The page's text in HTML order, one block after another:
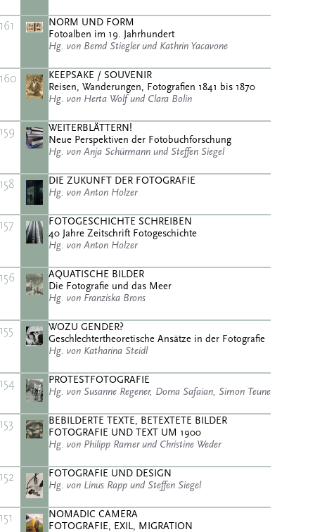
161
NORM UND FORM
Fotoalben im 19. Jahrhundert
Hg. von Bernd Stiegler und Kathrin Yacavone
160
KEEPSAKE / SOUVENIR
Reisen, Wanderungen, Fotografien 1841 bis 1870
Hg. von Herta Wolf und Clara Bolin
159
WEITERBLÄTTERN!
Neue Perspektiven der Fotobuchforschung
Hg. von Anja Schürmann und Steffen Siegel
158
DIE ZUKUNFT DER FOTOGRAFIE
Hg. von Anton Holzer
157
FOTOGESCHICHTE SCHREIBEN
40 Jahre Zeitschrift Fotogeschichte
Hg. von Anton Holzer
156
AQUATISCHE BILDER
Die Fotografie und das Meer
Hg. von Franziska Brons
155
WOZU GENDER?
Geschlechtertheoretische Ansätze in der Fotografie
Hg. von Katharina Steidl
154
PROTESTFOTOGRAFIE
Hg. von Susanne Regener, Dorna Safaian, Simon Teune
153
BEBILDERTE TEXTE, BETEXTETE BILDER
FOTOGRAFIE UND TEXT UM 1900
Hg. von Philipp Ramer und Christine Weder
152
FOTOGRAFIE UND DESIGN
Hg. von Linus Rapp und Steffen Siegel
151
NOMADIC CAMERA
FOTOGRAFIE, EXIL, MIGRATION